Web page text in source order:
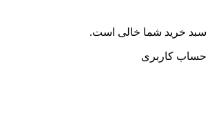
سبد خرید شما خالی است.
حساب کاربری